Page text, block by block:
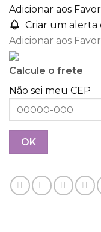
Adicionar aos
Criar um alerta
Adicionar aos
Calcule o frete
Não sei meu CEP